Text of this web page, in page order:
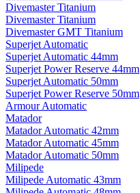
Divemaster Titanium
Divemaster Titanium
Divemaster GMT Titanium
Superjet Automatic
Superjet Automatic 44mm
Superjet Power Reserve 44mm
Superjet Automatic 50mm
Superjet Power Reserve 50mm
Armour Automatic
Matador
Matador Automatic 42mm
Matador Automatic 45mm
Matador Automatic 50mm
Milipede
Milipede Automatic 43mm